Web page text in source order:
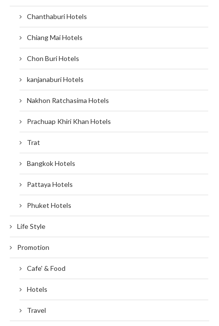
Chanthaburi Hotels
Chiang Mai Hotels
Chon Buri Hotels
kanjanaburi Hotels
Nakhon Ratchasima Hotels
Prachuap Khiri Khan Hotels
Trat
Bangkok Hotels
Pattaya Hotels
Phuket Hotels
Life Style
Promotion
Cafe' & Food
Hotels
Travel